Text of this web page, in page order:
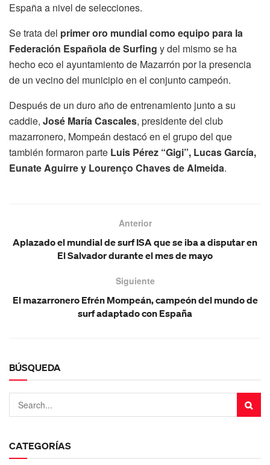
España a nivel de selecciones.
Se trata del primer oro mundial como equipo para la
Federación Española de Surfing y del mismo se ha
hecho eco el ayuntamiento de Mazarrón por la presencia
de un vecino del municipio en el conjunto campeón.
Después de un duro año de entrenamiento junto a su
caddie, José María Cascales, presidente del club
mazarronero, Mompeán destacó en el grupo del que
también formaron parte Luis Pérez “Gigi”, Lucas García,
Eunate Aguirre y Lourenço Chaves de Almeida.
Anterior
Aplazado el mundial de surf ISA que se iba a disputar en
El Salvador durante el mes de mayo
Siguiente
El mazarronero Efrén Mompeán, campeón del mundo de
surf adaptado con España
BÚSQUEDA
CATEGORÍAS